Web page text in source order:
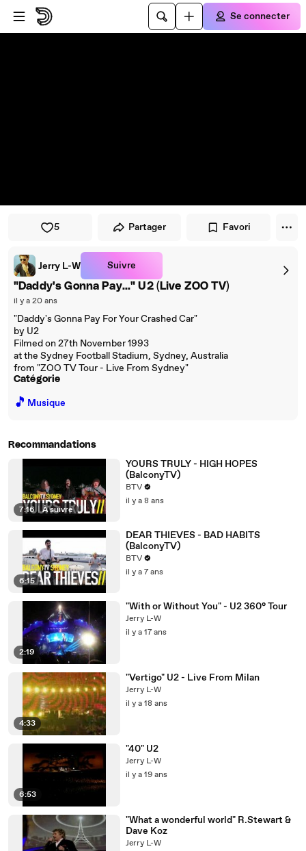
Passer au player
Passer au contenu principal
Se connecter
5 Partager Favori
Jerry L-W Suivre
"Daddy's Gonna Pay..." U2 (Live ZOO TV)
il y a 20 ans
"Daddy's Gonna Pay For Your Crashed Car"
by U2
Filmed on 27th November 1993
at the Sydney Football Stadium, Sydney, Australia
from "ZOO TV Tour - Live From Sydney"
Catégorie
🎵 Musique
Recommandations
7:16 | À suivre
YOURS TRULY - HIGH HOPES
(BalconyTV)
BTV
il y a 8 ans
6:15
DEAR THIEVES - BAD HABITS
(BalconyTV)
BTV
il y a 7 ans
2:19
"With or Without You" - U2 360° Tour
Jerry L-W
il y a 17 ans
4:33
"Vertigo" U2 - Live From Milan
Jerry L-W
il y a 18 ans
6:53
"40" U2
Jerry L-W
il y a 19 ans
"What a wonderful world" R.Stewart &
Dave Koz
Jerry L-W